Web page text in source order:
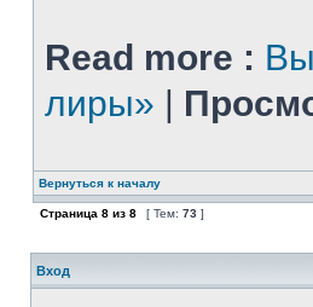
Read more :
лиры» |
Вернуться к началу
Страница 8 из 8 [ Тем: 73 ]
Вход